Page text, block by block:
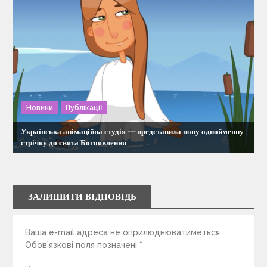
Новини Публікації
Українська анімаційна студія — представила нову однойменну
стрічку до свята Богоявлення
ЗАЛИШИТИ ВІДПОВІДЬ
Ваша e-mail адреса не оприлюднюватиметься.
Обов’язкові поля позначені *